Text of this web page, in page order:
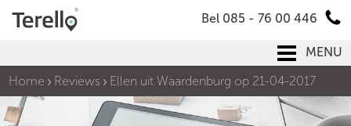
Bel 085 - 76 00 446
MENU
Home
Reviews Ellen uit Waardenburg op 21-04-2017